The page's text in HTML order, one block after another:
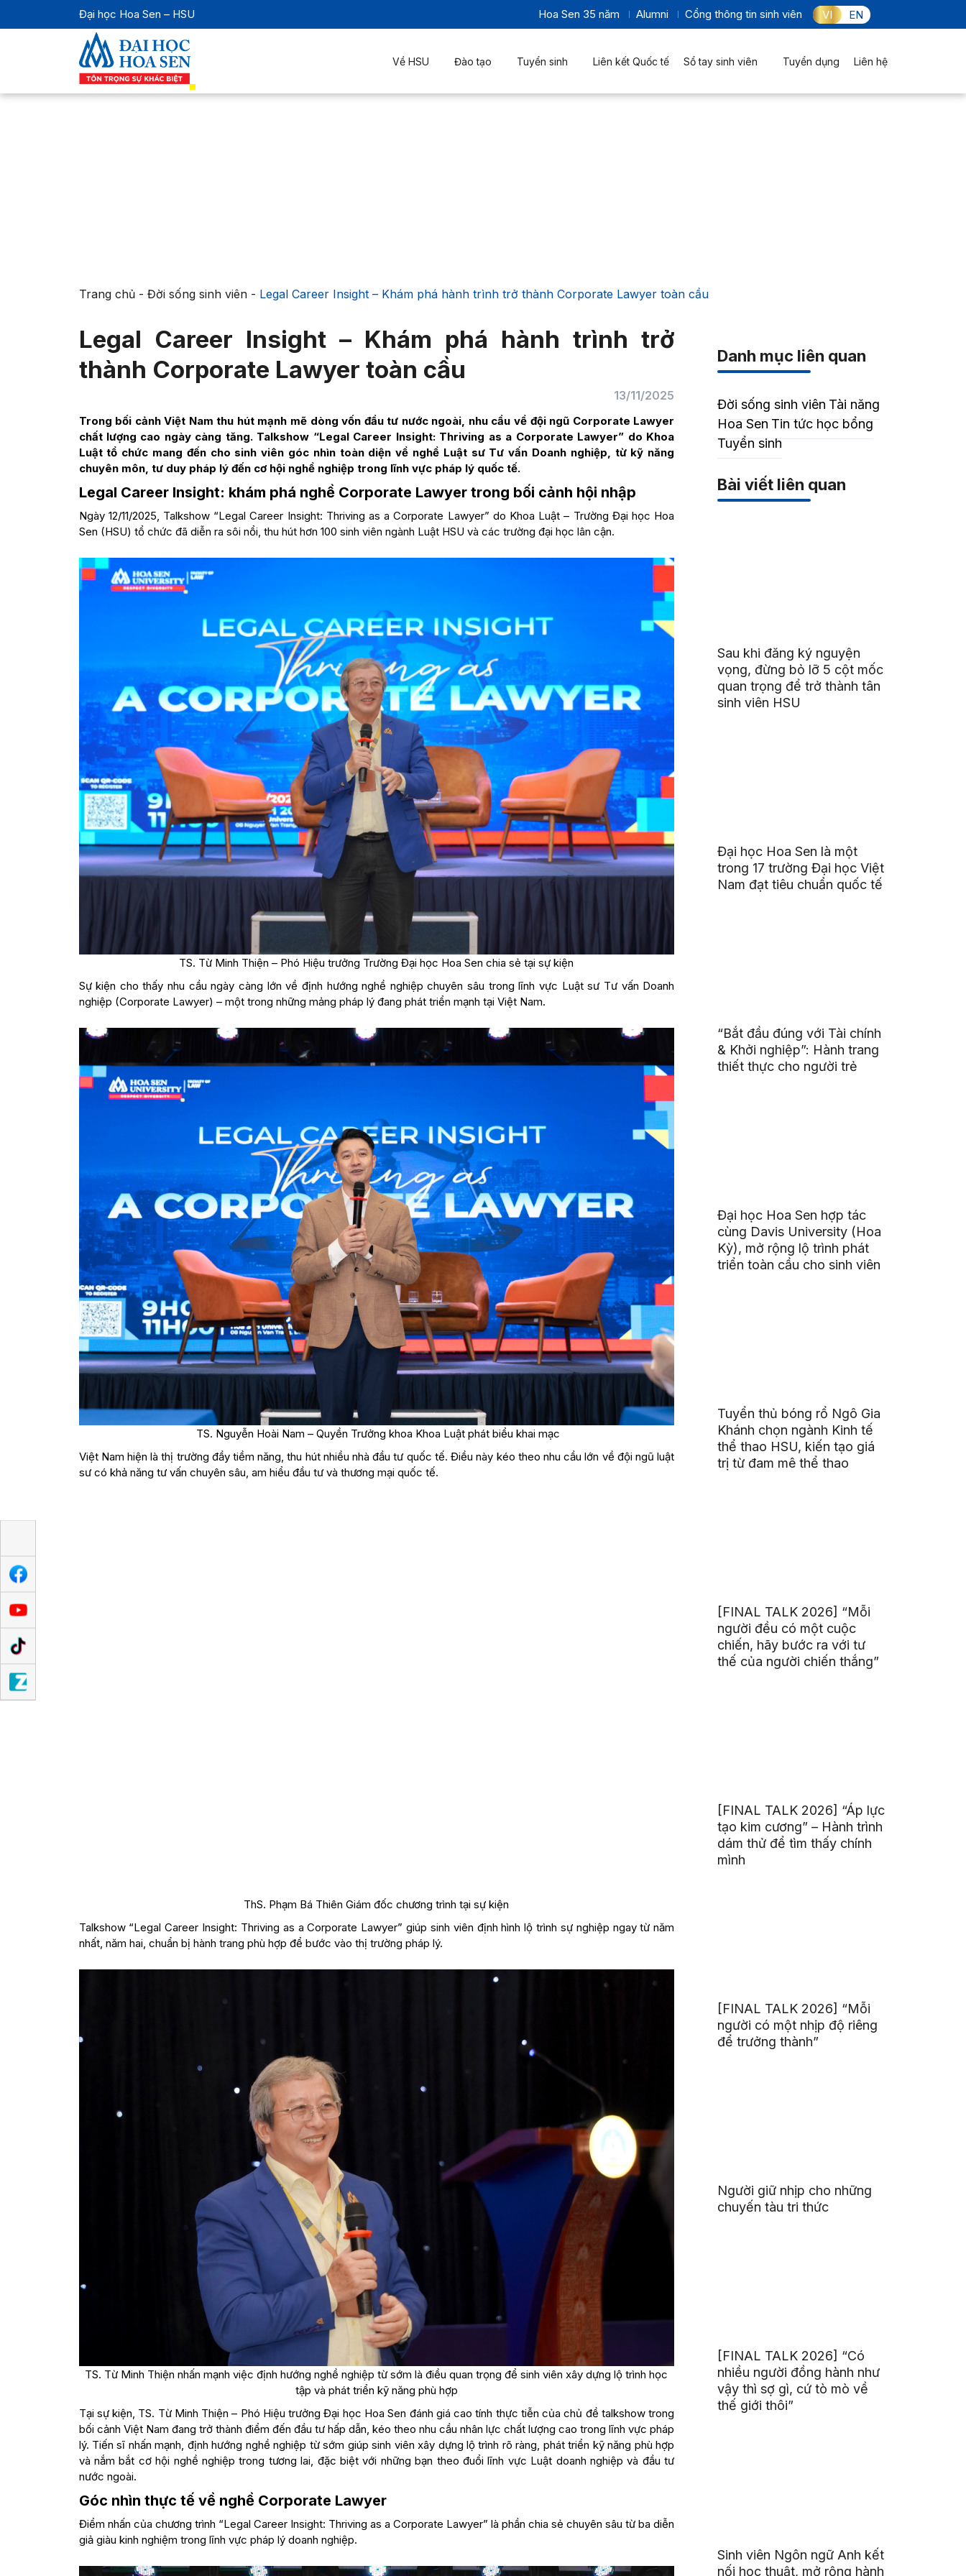
Đại học Hoa Sen – HSU Hoa Sen 35 năm Alumni Cổng thông tin sinh viên VI EN
Về HSU Đào tạo Tuyển sinh Liên kết Quốc tế Sổ tay sinh viên Tuyển dụng Liên hệ
Trang chủ- Đời sống sinh viên- Legal Career Insight – Khám phá hành trình trở thành Corporate Lawyer toàn cầu
Legal Career Insight – Khám phá hành trình trở
thành Corporate Lawyer toàn cầu
13/11/2025
Trong bối cảnh Việt Nam thu hút mạnh mẽ dòng vốn đầu tư nước ngoài, nhu cầu về đội ngũ Corporate Lawyer
chất lượng cao ngày càng tăng. Talkshow “Legal Career Insight: Thriving as a Corporate Lawyer” do Khoa
Luật tổ chức mang đến cho sinh viên góc nhìn toàn diện về nghề Luật sư Tư vấn Doanh nghiệp, từ kỹ năng
chuyên môn, tư duy pháp lý đến cơ hội nghề nghiệp trong lĩnh vực pháp lý quốc tế.
Legal Career Insight: khám phá nghề Corporate Lawyer trong bối cảnh hội nhập
Ngày 12/11/2025, Talkshow “Legal Career Insight: Thriving as a Corporate Lawyer” do Khoa Luật – Trường Đại học Hoa
Sen (HSU) tổ chức đã diễn ra sôi nổi, thu hút hơn 100 sinh viên ngành Luật HSU và các trường đại học lân cận.
TS. Từ Minh Thiện – Phó Hiệu trưởng Trường Đại học Hoa Sen chia sẻ tại sự kiện
Sự kiện cho thấy nhu cầu ngày càng lớn về định hướng nghề nghiệp chuyên sâu trong lĩnh vực Luật sư Tư vấn Doanh
nghiệp (Corporate Lawyer) – một trong những mảng pháp lý đang phát triển mạnh tại Việt Nam.
TS. Nguyễn Hoài Nam – Quyền Trưởng khoa Khoa Luật phát biểu khai mạc
Việt Nam hiện là thị trường đầy tiềm năng, thu hút nhiều nhà đầu tư quốc tế. Điều này kéo theo nhu cầu lớn về đội ngũ luật
sư có khả năng tư vấn chuyên sâu, am hiểu đầu tư và thương mại quốc tế.
ThS. Phạm Bá Thiên Giám đốc chương trình tại sự kiện
Talkshow “Legal Career Insight: Thriving as a Corporate Lawyer” giúp sinh viên định hình lộ trình sự nghiệp ngay từ năm
nhất, năm hai, chuẩn bị hành trang phù hợp để bước vào thị trường pháp lý.
TS. Từ Minh Thiện nhấn mạnh việc định hướng nghề nghiệp từ sớm là điều quan trọng để sinh viên xây dựng lộ trình học
tập và phát triển kỹ năng phù hợp
Tại sự kiện, TS. Từ Minh Thiện – Phó Hiệu trưởng Đại học Hoa Sen đánh giá cao tính thực tiễn của chủ đề talkshow trong
bối cảnh Việt Nam đang trở thành điểm đến đầu tư hấp dẫn, kéo theo nhu cầu nhân lực chất lượng cao trong lĩnh vực pháp
lý. Tiến sĩ nhấn mạnh, định hướng nghề nghiệp từ sớm giúp sinh viên xây dựng lộ trình rõ ràng, phát triển kỹ năng phù hợp
và nắm bắt cơ hội nghề nghiệp trong tương lai, đặc biệt với những bạn theo đuổi lĩnh vực Luật doanh nghiệp và đầu tư
nước ngoài.
Góc nhìn thực tế về nghề Corporate Lawyer
Điểm nhấn của chương trình “Legal Career Insight: Thriving as a Corporate Lawyer” là phần chia sẻ chuyên sâu từ ba diễn
giả giàu kinh nghiệm trong lĩnh vực pháp lý doanh nghiệp.
Danh mục liên quan
Đời sống sinh viên Tài năng
Hoa SenTin tức học bổng
Tuyển sinh
Bài viết liên quan
Sau khi đăng ký nguyện
vọng, đừng bỏ lỡ 5 cột mốc
quan trọng để trở thành tân
sinh viên HSU
Đại học Hoa Sen là một
trong 17 trường Đại học Việt
Nam đạt tiêu chuẩn quốc tế
“Bắt đầu đúng với Tài chính
& Khởi nghiệp”: Hành trang
thiết thực cho người trẻ
Đại học Hoa Sen hợp tác
cùng Davis University (Hoa
Kỳ), mở rộng lộ trình phát
triển toàn cầu cho sinh viên
Tuyển thủ bóng rổ Ngô Gia
Khánh chọn ngành Kinh tế
thể thao HSU, kiến tạo giá
trị từ đam mê thể thao
[FINAL TALK 2026] “Mỗi
người đều có một cuộc
chiến, hãy bước ra với tư
thế của người chiến thắng”
[FINAL TALK 2026] “Áp lực
tạo kim cương” – Hành trình
dám thử để tìm thấy chính
mình
[FINAL TALK 2026] “Mỗi
người có một nhịp độ riêng
để trưởng thành”
Người giữ nhịp cho những
chuyến tàu tri thức
[FINAL TALK 2026] “Có
nhiều người đồng hành như
vậy thì sợ gì, cứ tò mò về
thế giới thôi”
Sinh viên Ngôn ngữ Anh kết
nối học thuật, mở rộng hành